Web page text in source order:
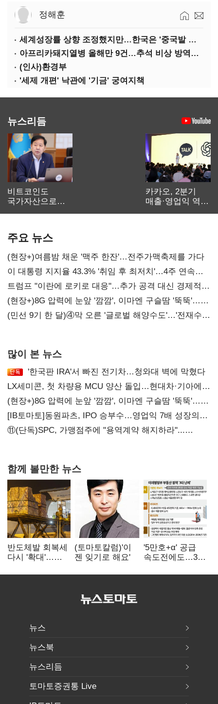
정해훈
세계성장률 상향 조정했지만…한국은 '중국발 살얼음판'
아프리카돼지열병 올해만 9건…추석 비상 방역에 '총력'
(인사)환경부
'세제 개편' 낙관에 '기금' 궁여지책
뉴스리듬
비트코인도
국가자산으로…'
카카오, 2분기
매출·영업익 역대
주요 뉴스
(현장+)여름밤 채운 '맥주 한잔'…전주가맥축제를 가다
이 대통령 지지율 43.3% '취임 후 최저치'…4주 연속
'하락'
트럼프 "이란에 로키로 대응"…추가 공격 대신 경제적
압박 시사
(현장+)8G 압력에 눈앞 '깜깜', 이마엔 구슬땀 '뚝뚝'…
화려한 에어쇼 뒤 땀방울
(민선 9기 한 달)④막 오른 '글로벌 해양수도'…'전재수
많이 본 뉴스
'한국판 IRA'서 빠진 전기차…청와대 벽에 막혔다
LX세미콘, 첫 차량용 MCU 양산 돌입…현대차·기아에
공급
(현장+)8G 압력에 눈앞 '깜깜', 이마엔 구슬땀 '뚝뚝'…
화려한 에어쇼 뒤 땀방울
[IB토마토]동원파츠, IPO 승부수…영업익 7배 성장의
이면은 고객 편중
⑪(단독)SPC, 가맹점주에 "용역계약 해지하라"...
함께 볼만한 뉴스
반도체발 회복세
다시 '확대'…
5.8% 반등
(토마토칼럼)'이
젠 잊기로 해요'
'5만호+α' 공급
속도전에도…3대
뉴스
뉴스북
뉴스리듬
토마토증권통 Live